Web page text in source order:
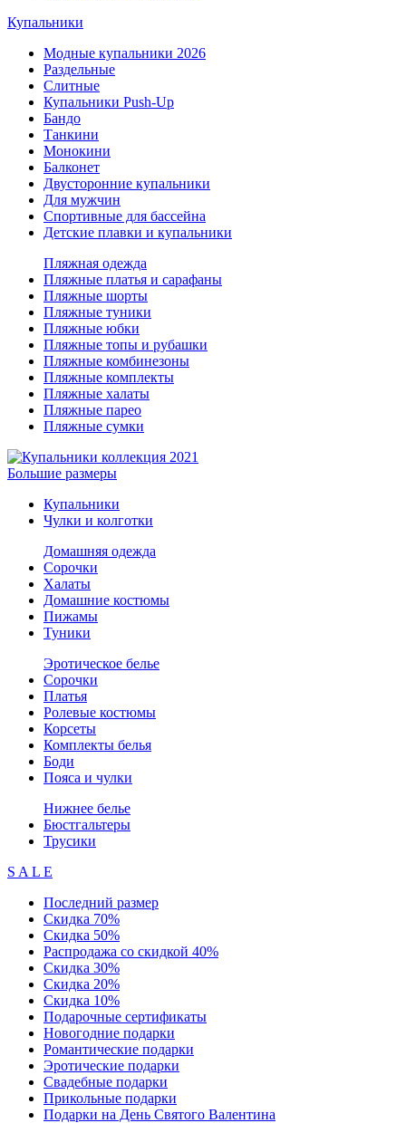
Купальники
Модные купальники 2026
Раздельные
Слитные
Купальники Push-Up
Бандо
Танкини
Монокини
Балконет
Двусторонние купальники
Для мужчин
Спортивные для бассейна
Детские плавки и купальники
Пляжная одежда
Пляжные платья и сарафаны
Пляжные шорты
Пляжные туники
Пляжные юбки
Пляжные топы и рубашки
Пляжные комбинезоны
Пляжные комплекты
Пляжные халаты
Пляжные парео
Пляжные сумки
Большие размеры
Купальники
Чулки и колготки
Домашняя одежда
Сорочки
Халаты
Домашние костюмы
Пижамы
Туники
Эротическое белье
Сорочки
Платья
Ролевые костюмы
Корсеты
Комплекты белья
Боди
Пояса и чулки
Нижнее белье
Бюстгальтеры
Трусики
S A L E
Последний размер
Скидка 70%
Скидка 50%
Распродажа со скидкой 40%
Скидка 30%
Скидка 20%
Скидка 10%
Подарочные сертификаты
Новогодние подарки
Романтические подарки
Эротические подарки
Свадебные подарки
Прикольные подарки
Подарки на День Святого Валентина